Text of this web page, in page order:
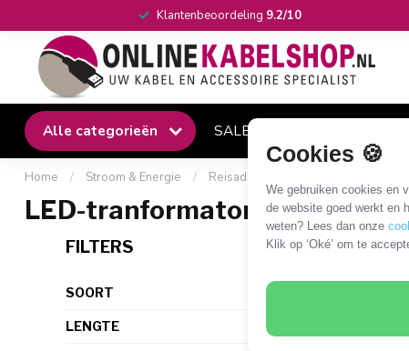
Cookies 🍪
We gebruiken cookies en
de website goed werkt en
weten? Lees dan onze
Klik op ‘Oké’ om te
Klantenbeoordeling 9.2/10
Alle categorieën SALE
Home / Stroom & Energie / Reisadapters en omvormers
LED-tranformator
FILTERS
SOORT
LENGTE
29